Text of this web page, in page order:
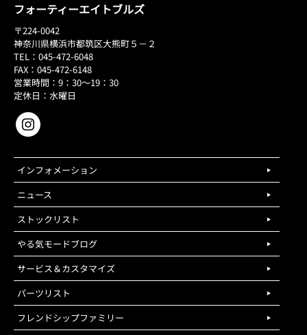
フォーティーエイトブルズ
〒224-0042
神奈川県横浜市都筑区大熊町５－２
TEL：045-472-6048
FAX：045-472-6148
営業時間：9：30～19：30
定休日：水曜日
インフォメーション
ニュース
ストックリスト
やる気モードブログ
サービス＆カスタマイズ
パーツリスト
フレンドシップファミリー